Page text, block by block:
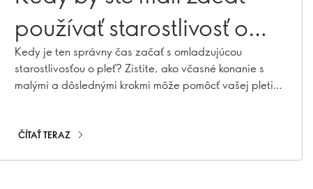
používať starostlivosť o
pleť proti starnutiu?
Kedy je ten správny čas začať s omladzujúcou
starostlivosťou o pleť? Zistite, ako včasné konanie s
malými a dôslednými krokmi môže pomôcť vašej pleti
ČÍTAŤ TERAZ